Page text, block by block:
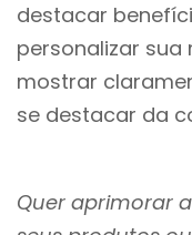
destacar
personalizar
mostrar
se destacar da
Quer aprimorar